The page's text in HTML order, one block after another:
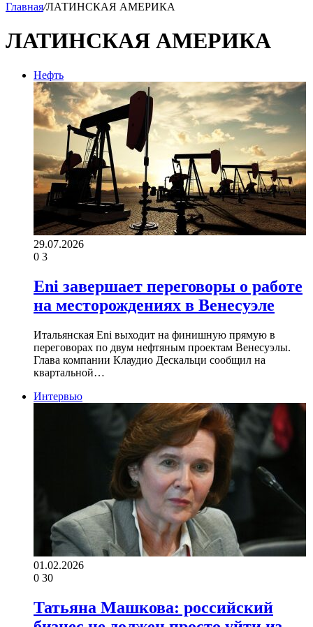
Главная/ЛАТИНСКАЯ АМЕРИКА
ЛАТИНСКАЯ АМЕРИКА
Нефть
29.07.2026
0 3
Eni завершает переговоры о работе
на месторождениях в Венесуэле
Итальянская Eni выходит на финишную прямую в
переговорах по двум нефтяным проектам Венесуэлы.
Глава компании Клаудио Дескальци сообщил на
квартальной…
Интервью
01.02.2026
0 30
Татьяна Машкова: российский